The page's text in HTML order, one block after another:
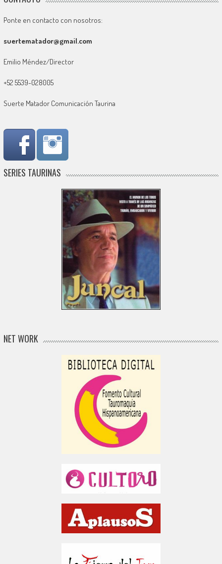
Ponte en contacto con nosotros:
suertematador@gmail.com
Emilio Méndez/Director
+52 5539-028005
Suerte Matador Comunicación Taurina
SERIES TAURINAS
NET WORK